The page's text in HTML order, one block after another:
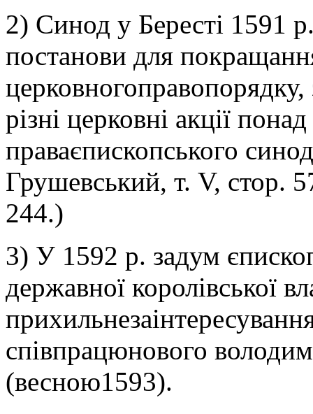
2) Синод у Бересті 1591
постанови для
різні церковні акції
праваєпископського
Грушевський, т. V, стор.
244.)
3) У 1592 р. задум
державної королівської
співпрацюнового
(весною1593).